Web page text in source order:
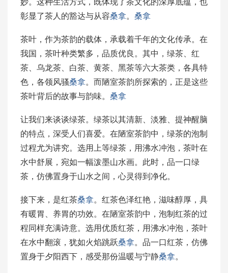
妙。这种生活方式，既体现了茶文化的深厚底蕴，也
彰显了茶人的豁达与从容桑拿。 桑拿
茶叶，作为茶韵的载体，承载着千年的文化传承。在
我国，茶叶种类繁多，品质优良。其中，绿茶、红
茶、乌龙茶、白茶、黄茶、黑茶等六大茶类，各具特
色，各领风骚桑拿。而陋室茶韵所探索的，正是这些
茶叶背后的故事与韵味。 桑拿
让我们来谈谈绿茶。绿茶以其清新、淡雅、提神醒脑
的特点，深受人们喜爱。在陋室茶韵中，绿茶的泡制
过程尤为讲究。选用上等绿茶，用沸水冲泡，茶叶在
水中舒展，宛如一幅泼墨山水画。此时，品一口绿
茶，仿佛置身于山水之间，心灵得到净化。
接下来，是红茶桑拿。红茶色泽红艳，滋味醇厚，具
有暖胃、养胃的功效。在陋室茶韵中，泡制红茶的过
程同样充满诗意。选用优质红茶，用沸水冲泡，茶叶
在水中翻滚，犹如火焰跳跃桑拿。品一口红茶，仿佛
置身于夕阳西下，感受那份温暖与宁静桑拿。